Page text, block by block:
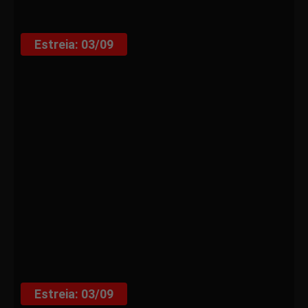
Estreia: 03/09
Estreia: 03/09